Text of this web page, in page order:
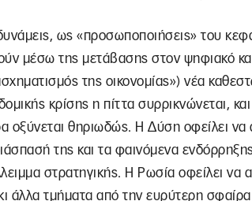
ως «προσωποποιήσεις» του
μέσω της μετάβασης στον ψηφιακό
της οικονομίας») νέα
κρίσης η πίττα συρρικνώνεται,
οξύνεται θηριωδώς. Η Δύση οφείλει να
της και τα φαινόμενα
στρατηγικής. Η Ρωσία οφείλει να
άλλα τμήματα από την ευρύτερη σφαίρα